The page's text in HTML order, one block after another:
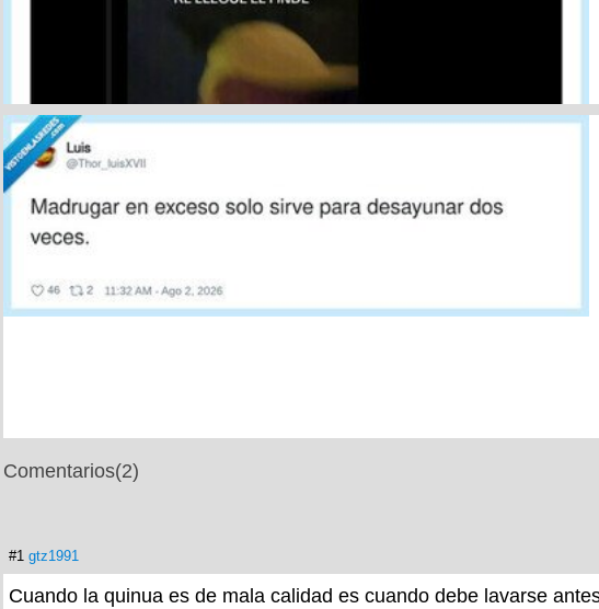
Comentarios(2)
#1 gtz1991
Cuando la quinua es de mala calidad es cuando debe lavarse